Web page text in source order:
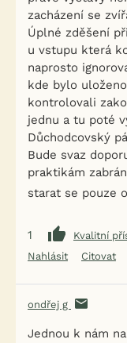
zacházení se
Úplné zděšení
u vstupu která
naprosto
kde bylo
kontrolovali
jednu a tu poté
Důchodcovský
Bude svaz
praktikám
starat se pouze
1
Kvalitní
Nahlásit
Citovat
ondřej g
Jednou k nám